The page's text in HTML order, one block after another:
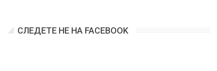
СЛЕДЕТЕ НЕ НА FACEBOOK